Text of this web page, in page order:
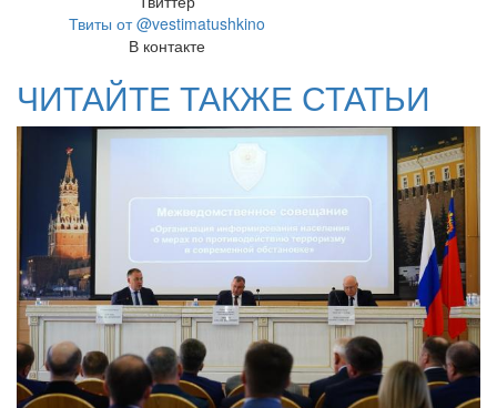
Твиты от @vestimatushkino
В контакте
ЧИТАЙТЕ ТАКЖЕ СТАТЬИ